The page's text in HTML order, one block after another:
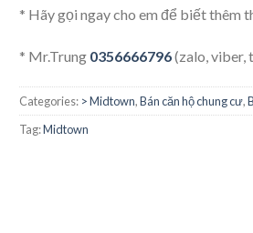
* Hãy gọi ngay cho em để biết thêm
* Mr.Trung 0356666796(zalo, viber,
Categories: > Midtown,Bán căn hộ chung cư,
Tag:Midtown